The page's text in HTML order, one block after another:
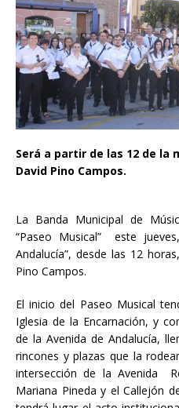
Será a partir de las 12 de la
David Pino Campos.
La Banda Municipal de
“Paseo Musical” este
Andalucía”, desde las 12
Pino Campos.
El inicio del Paseo Musical
Iglesia de la Encarnación, y
de la Avenida de Andalucía,
rincones y plazas que la
intersección de la Avenida
Mariana Pineda y el Callejón